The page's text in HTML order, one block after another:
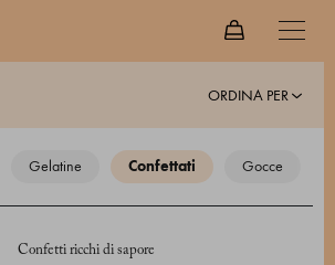
ORDINA PER
gelatine confettati gocce
Confetti ricchi di sapore